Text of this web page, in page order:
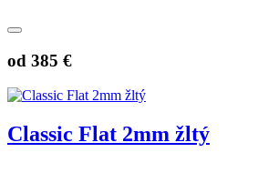
od 385 €
Classic Flat 2mm žltý